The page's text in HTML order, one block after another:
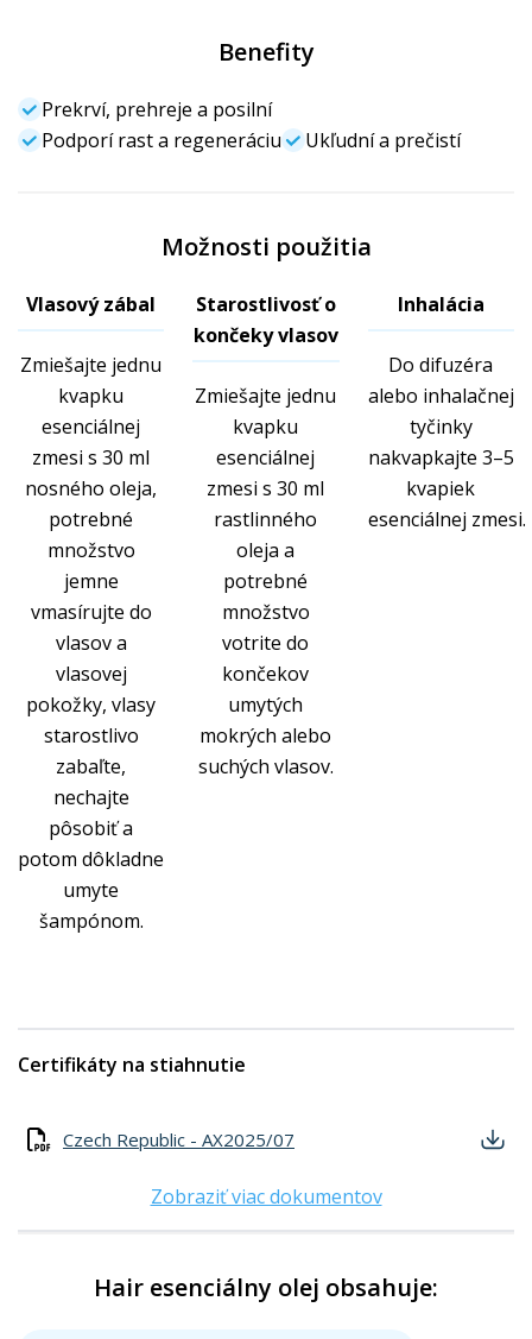
Benefity
Prekrví, prehreje a posilní
Podporí rast a regeneráciu
Ukľudní a prečistí
Možnosti použitia
Vlasový zábal
Zmiešajte jednu
kvapku
esenciálnej
zmesi s 30 ml
nosného oleja,
potrebné
množstvo
jemne
vmasírujte do
vlasov a
vlasovej
pokožky, vlasy
starostlivo
zabaľte,
nechajte
pôsobiť a
potom dôkladne
umyte
šampónom.
Starostlivosť o
končeky vlasov
Zmiešajte jednu
kvapku
esenciálnej
zmesi s 30 ml
rastlinného
oleja a
potrebné
množstvo
votrite do
končekov
umytých
mokrých alebo
suchých vlasov.
Inhalácia
Do difuzéra
alebo inhalačnej
tyčinky
nakvapkajte 3–5
kvapiek
esenciálnej zmesi.
Certifikáty na stiahnutie
Czech Republic - AX2025/07
Zobraziť viac dokumentov
Hair esenciálny olej obsahuje: